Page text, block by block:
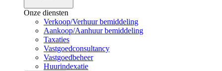
Onze diensten
Verkoop/Verhuur bemiddeling
Aankoop/Aanhuur bemiddeling
Taxaties
Vastgoedconsultancy
Vastgoedbeheer
Huurindexatie